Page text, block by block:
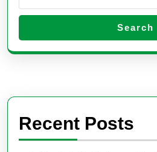
Search
Recent Posts